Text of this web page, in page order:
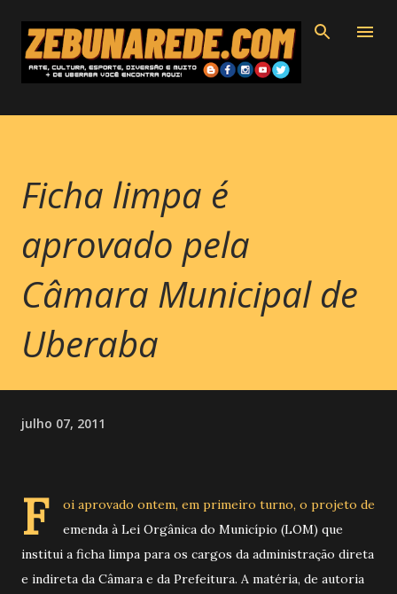
Pular para o conteúdo principal
Ficha limpa é
aprovado pela
Câmara Municipal de
Uberaba
julho 07, 2011
F
oi aprovado ontem, em primeiro turno, o projeto de
emenda à Lei Orgânica do Município (LOM) que
institui a ficha limpa para os cargos da administração direta
e indireta da Câmara e da Prefeitura. A matéria, de autoria